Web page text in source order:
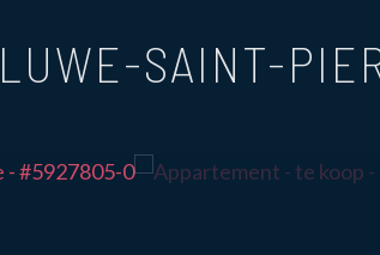
SAINT-